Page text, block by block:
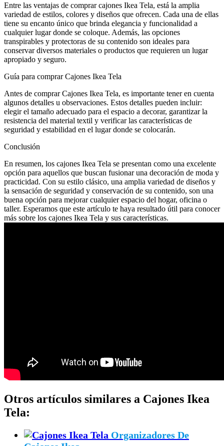
Entre las ventajas de comprar cajones Ikea Tela, está la amplia
variedad de estilos, colores y diseños que ofrecen. Cada una de ellas
tiene su encanto único que brinda elegancia y funcionalidad a
cualquier lugar donde se coloque. Además, las opciones
transpirables y protectoras de su contenido son ideales para
conservar diversos materiales o productos que requieren un lugar
apropiado y seguro.
Guía para comprar Cajones Ikea Tela
Antes de comprar Cajones Ikea Tela, es importante tener en cuenta
algunos detalles u observaciones. Estos detalles pueden incluir:
elegir el tamaño adecuado para el espacio a decorar, garantizar la
resistencia del material textil y verificar las características de
seguridad y estabilidad en el lugar donde se colocarán.
Conclusión
En resumen, los cajones Ikea Tela se presentan como una excelente
opción para aquellos que buscan fusionar una decoración de moda y
practicidad. Con su estilo clásico, una amplia variedad de diseños y
la sensación de seguridad y conservación de su contenido, son una
buena opción para mejorar cualquier espacio del hogar, oficina o
taller. Esperamos que este artículo te haya resultado útil para conocer
más sobre los cajones Ikea Tela y sus características.
Otros artículos similares a Cajones Ikea
Tela:
Organizadores De